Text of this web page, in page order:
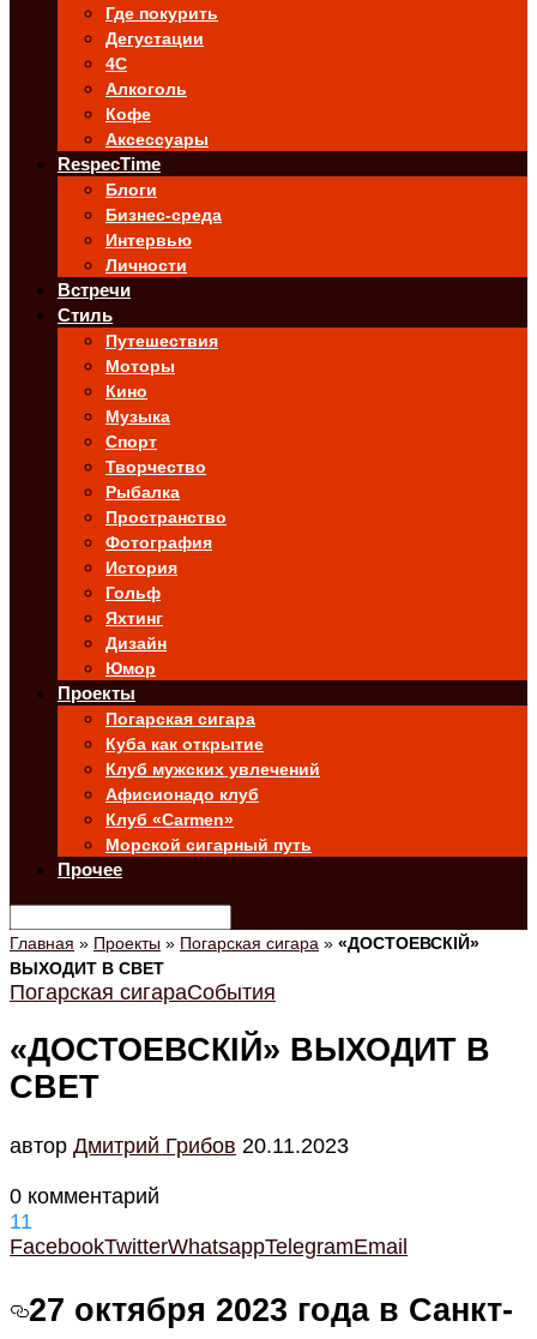
Где покурить
Дегустации
4C
Алкоголь
Кофе
Аксессуары
RespecTime
Блоги
Бизнес-среда
Интервью
Личности
Встречи
Стиль
Путешествия
Моторы
Кино
Музыка
Спорт
Творчество
Рыбалка
Пространство
Фотография
История
Гольф
Яхтинг
Дизайн
Юмор
Проекты
Погарская сигара
Куба как открытие
Клуб мужских увлечений
Афисионадо клуб
Клуб «Carmen»
Морской сигарный путь
Прочее
Главная » Проекты » Погарская сигара » «ДОСТОЕВСКIЙ»
ВЫХОДИТ В СВЕТ
Погарская сигараСобытия
«ДОСТОЕВСКIЙ» ВЫХОДИТ В
СВЕТ
автор Дмитрий Грибов 20.11.2023
0 комментарий
11
FacebookTwitterWhatsappTelegramEmail
27 октября 2023 года в Санкт-